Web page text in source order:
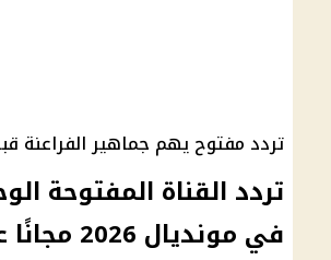
تردد مفتوح يهم جماهير الفراعنة
تردد القناة المفتوحة
في مونديال 2026 مجانًا علي النايل سات